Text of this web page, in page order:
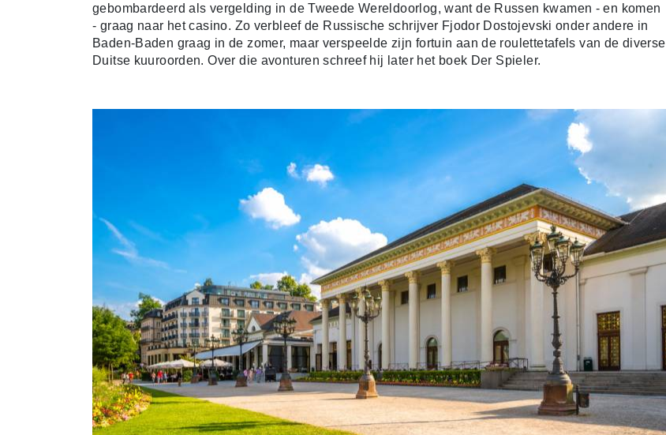
gebombardeerd als vergelding in de Tweede Wereldoorlog, want de Russen kwamen - en komen
- graag naar het casino. Zo verbleef de Russische schrijver Fjodor Dostojevski onder andere in
Baden-Baden graag in de zomer, maar verspeelde zijn fortuin aan de roulettetafels van de diverse
Duitse kuuroorden. Over die avonturen schreef hij later het boek Der Spieler.